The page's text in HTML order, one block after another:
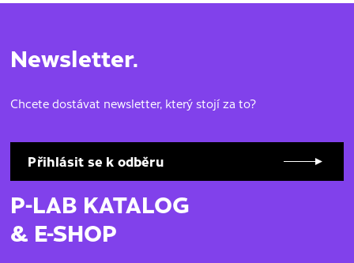
Newsletter.
Chcete dostávat newsletter, který stojí za to?
Přihlásit se k odběru
P-LAB KATALOG
& E-SHOP